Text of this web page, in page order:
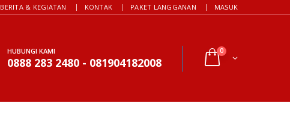
BERITA & KEGIATAN KONTAK PAKET LANGGANAN MASUK
HUBUNGI KAMI
0888 283 2480 - 081904182008
0